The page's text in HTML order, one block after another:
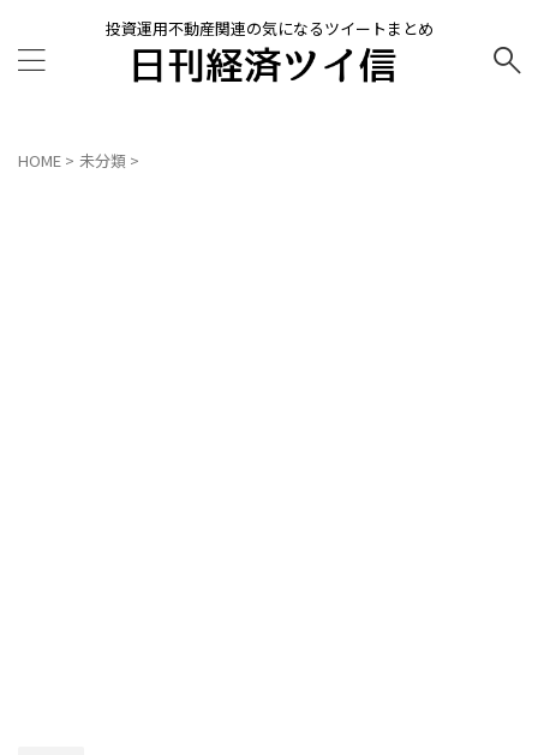
投資運用不動産関連の気になるツイートまとめ
HOME > 未分類 >